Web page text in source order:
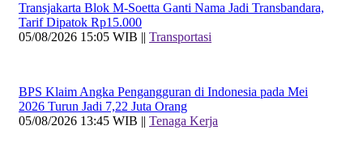
Transjakarta Blok M-Soetta Ganti Nama Jadi Transbandara,
Tarif Dipatok Rp15.000
05/08/2026 15:05 WIB || Transportasi
BPS Klaim Angka Pengangguran di Indonesia pada Mei
2026 Turun Jadi 7,22 Juta Orang
05/08/2026 13:45 WIB || Tenaga Kerja